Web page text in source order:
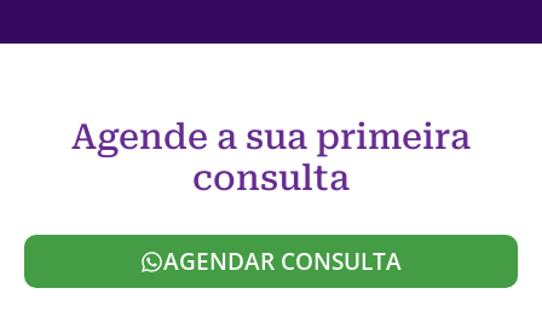
Agende a sua primeira
consulta
AGENDAR CONSULTA